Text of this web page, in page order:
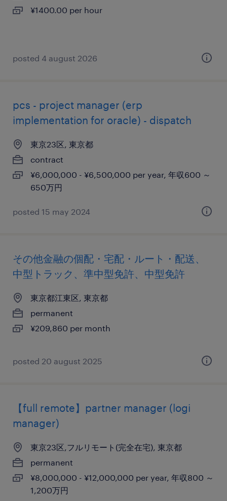
¥1400.00 per hour
posted 4 august 2026
pcs - project manager (erp
implementation for oracle) - dispatch
東京23区, 東京都
contract
¥6,000,000 - ¥6,500,000 per year, 年収600 ～
650万円
posted 15 may 2024
その他金融の個配・宅配・ルート・配送、
中型トラック、準中型免許、中型免許
東京都江東区, 東京都
permanent
¥209,860 per month
posted 20 august 2025
【full remote】partner manager (logi
manager)
東京23区,フルリモート(完全在宅), 東京都
permanent
¥8,000,000 - ¥12,000,000 per year, 年収800 ～
1,200万円